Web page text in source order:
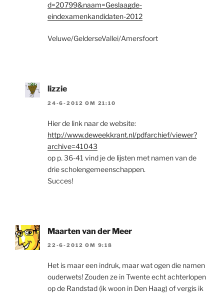
d=20799&naam=Geslaagde-
eindexamenkandidaten-2012
Veluwe/GelderseVallei/Amersfoort
lizzie
24-6-2012 OM 21:10
Hier de link naar de website:
http://www.deweekkrant.nl/pdfarchief/viewer?
archive=41043
op p. 36-41 vind je de lijsten met namen van de
drie scholengemeenschappen.
Succes!
Maarten van der Meer
22-6-2012 OM 9:18
Het is maar een indruk, maar wat ogen die namen
ouderwets! Zouden ze in Twente echt achterlopen
op de Randstad (ik woon in Den Haag) of vergis ik